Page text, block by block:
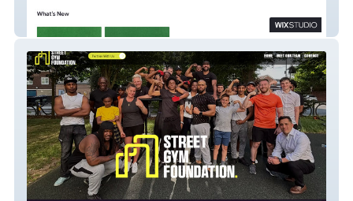
GB Toys & Models